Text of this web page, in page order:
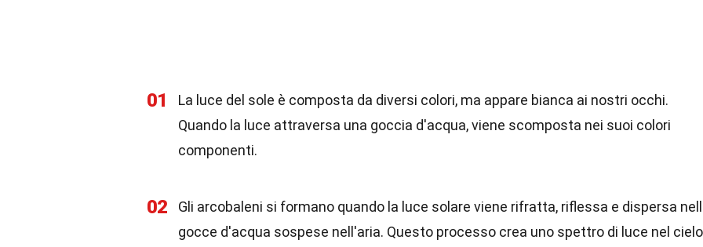
01
La luce del sole è composta da diversi colori, ma appare bianca ai nostri occhi.
Quando la luce attraversa una goccia d'acqua, viene scomposta nei suoi colori
componenti.
02
Gli arcobaleni si formano quando la luce solare viene rifratta, riflessa e dispersa
gocce d'acqua sospese nell'aria. Questo processo crea uno spettro di luce nel